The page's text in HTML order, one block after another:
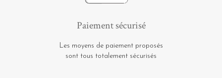
Paiement sécurisé
Les moyens de paiement proposés
sont tous totalement sécurisés